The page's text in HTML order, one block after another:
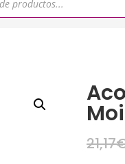
21,17